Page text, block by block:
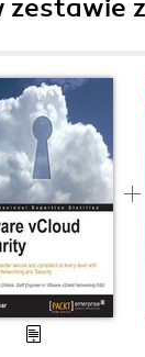
zestawie